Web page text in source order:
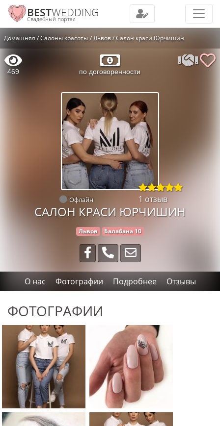
BESTWEDDING
Свадебный портал
Домашняя Салоны красоты Львов Салон краси Юрчишин
469 по договоренности
Офлайн 1 отзыв
САЛОН КРАСИ ЮРЧИШИН
Львов Балабана 10
О нас Фотографии Подробнее Отзывы
ФОТОГРАФИИ